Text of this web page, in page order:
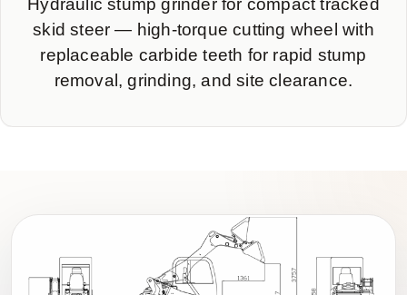
Hydraulic stump grinder for compact tracked
skid steer — high-torque cutting wheel with
replaceable carbide teeth for rapid stump
removal, grinding, and site clearance.